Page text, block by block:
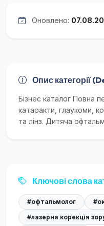
Оновлено:
Опис категорії
Бізнес каталог Повна
катаракти, глаукоми,
та лінз. Дитяча
Ключові слова
#офтальмолог
#лазерна корекція